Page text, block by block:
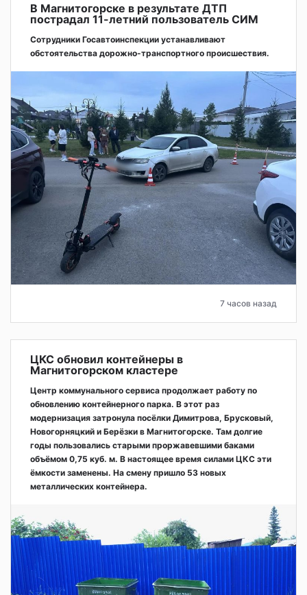
В Магнитогорске в результате ДТП
пострадал 11-летний пользователь СИМ
Сотрудники Госавтоинспекции устанавливают
обстоятельства дорожно-транспортного происшествия.
7 часов назад
ЦКС обновил контейнеры в
Магнитогорском кластере
Центр коммунального сервиса продолжает работу по
обновлению контейнерного парка. В этот раз
модернизация затронула посёлки Димитрова, Брусковый,
Новогорняцкий и Берёзки в Магнитогорске. Там долгие
годы пользовались старыми проржавевшими баками
объёмом 0,75 куб. м. В настоящее время силами ЦКС эти
ёмкости заменены. На смену пришло 53 новых
металлических контейнера.